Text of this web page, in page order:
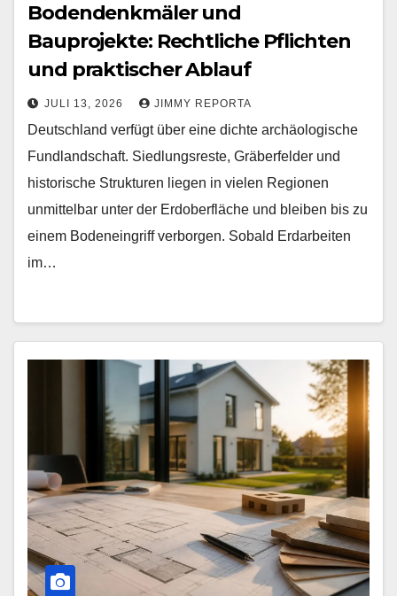
Bodendenkmäler und
Bauprojekte: Rechtliche Pflichten
und praktischer Ablauf
JULI 13, 2026 JIMMY REPORTA
Deutschland verfügt über eine dichte archäologische
Fundlandschaft. Siedlungsreste, Gräberfelder und
historische Strukturen liegen in vielen Regionen
unmittelbar unter der Erdoberfläche und bleiben bis zu
einem Bodeneingriff verborgen. Sobald Erdarbeiten
im…